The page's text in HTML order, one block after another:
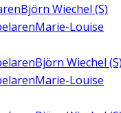
Björn Wiechel (S)
Marie-Louise
Björn Wiechel
Marie-Louise